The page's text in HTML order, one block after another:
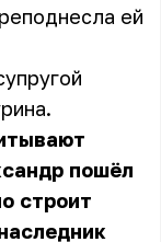
ей
пошёл
строит